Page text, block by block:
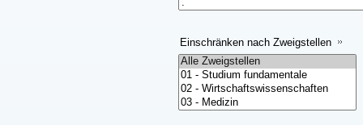
Einschränken nach Zweigstellen